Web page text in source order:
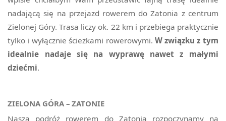
nadającą się na przejazd rowerem do Zatonia z centrum
Zielonej Góry. Trasa liczy ok. 22 km i przebiega praktycznie
tylko i wyłącznie ścieżkami rowerowymi. W związku z tym
idealnie nadaje się na wyprawę nawet z małymi
dziećmi.
ZIELONA GÓRA – ZATONIE
Naszą podróż rowerem do Zatonia rozpoczynamy na